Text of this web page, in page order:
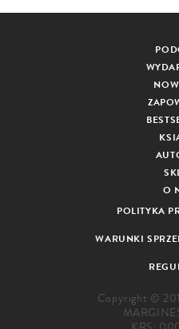
O
POLITYKA
WARUNKI
Copyright ©